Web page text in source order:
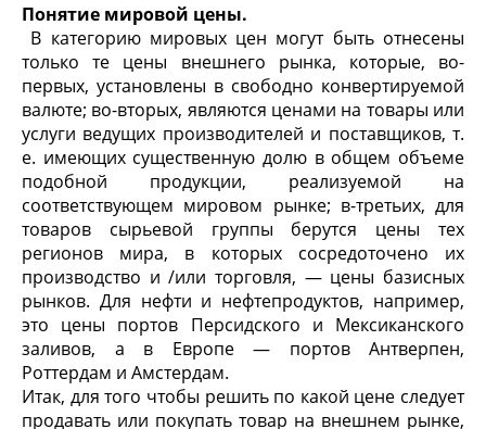
Понятие мировой цены.
В категорию мировых цен могут быть отнесены
только те цены внешнего рынка, которые, во-
первых, установлены в свободно конвертируемой
валюте; во-вторых, являются ценами на товары или
услуги ведущих производите­лей и поставщиков, т.
е. имеющих существенную долю в общем объеме
подобной продукции, реализуемой на
соответствующем мировом рынке; в-третьих, для
товаров сырьевой группы берут­ся цены тех
регионов мира, в которых сосредоточено их
произ­водство и /или торговля, — цены базисных
рынков. Для нефти и нефтепродуктов, например,
это цены портов Персидского и Мексиканского
заливов, а в Европе — портов Антверпен,
Роттердам и Амстердам.
Итак, для того чтобы решить по какой цене следует
прода­вать или покупать товар на внешнем рынке,